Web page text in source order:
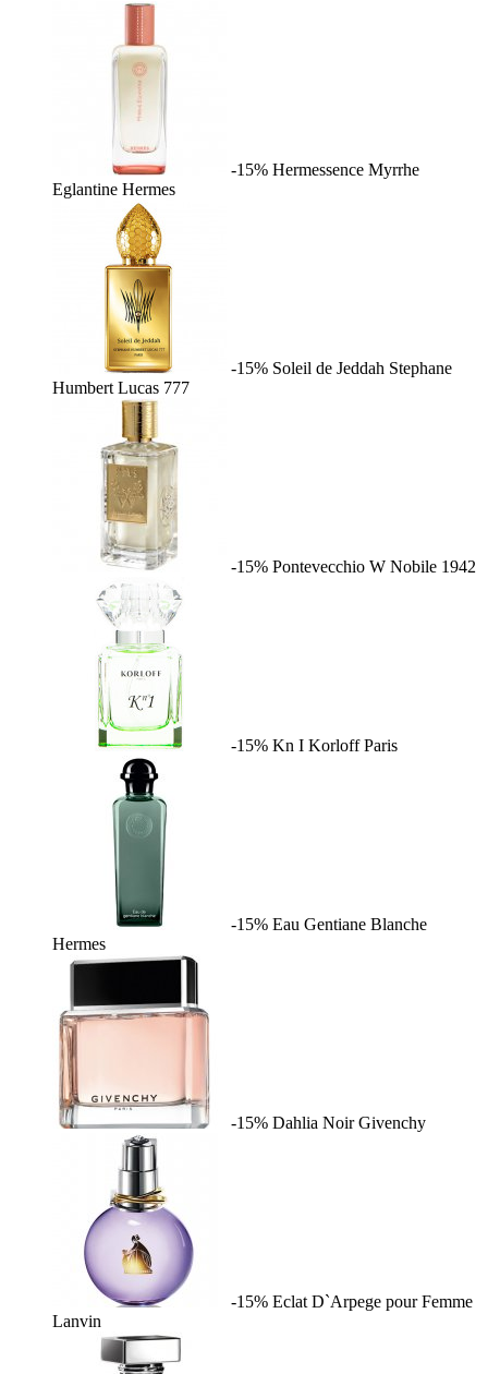
-15% Hermessence Myrrhe
Eglantine Hermes
-15% Soleil de Jeddah Stephane
Humbert Lucas 777
-15% Pontevecchio W Nobile 1942
-15% Kn I Korloff Paris
-15% Eau Gentiane Blanche
Hermes
-15% Dahlia Noir Givenchy
-15% Eclat D`Arpege pour Femme
Lanvin